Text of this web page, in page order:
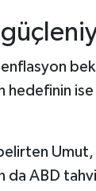
hedefinin
da ABD